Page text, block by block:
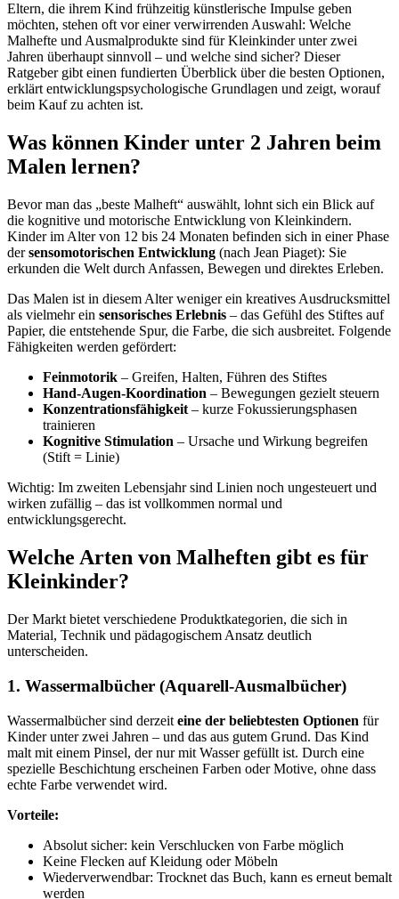
Eltern, die ihrem Kind frühzeitig künstlerische Impulse geben
möchten, stehen oft vor einer verwirrenden Auswahl: Welche
Malhefte und Ausmalprodukte sind für Kleinkinder unter zwei
Jahren überhaupt sinnvoll – und welche sind sicher? Dieser
Ratgeber gibt einen fundierten Überblick über die besten Optionen,
erklärt entwicklungspsychologische Grundlagen und zeigt, worauf
beim Kauf zu achten ist.
Was können Kinder unter 2 Jahren beim
Malen lernen?
Bevor man das „beste Malheft“ auswählt, lohnt sich ein Blick auf
die kognitive und motorische Entwicklung von Kleinkindern.
Kinder im Alter von 12 bis 24 Monaten befinden sich in einer Phase
dersensomotorischen Entwicklung (nach Jean Piaget): Sie
erkunden die Welt durch Anfassen, Bewegen und direktes Erleben.
Das Malen ist in diesem Alter weniger ein kreatives Ausdrucksmittel
als vielmehr ein sensorisches Erlebnis – das Gefühl des Stiftes auf
Papier, die entstehende Spur, die Farbe, die sich ausbreitet. Folgende
Fähigkeiten werden gefördert:
Feinmotorik – Greifen, Halten, Führen des Stiftes
Hand-Augen-Koordination – Bewegungen gezielt steuern
Konzentrationsfähigkeit – kurze Fokussierungsphasen
trainieren
Kognitive Stimulation – Ursache und Wirkung begreifen
(Stift = Linie)
Wichtig: Im zweiten Lebensjahr sind Linien noch ungesteuert und
wirken zufällig – das ist vollkommen normal und
entwicklungsgerecht.
Welche Arten von Malheften gibt es für
Kleinkinder?
Der Markt bietet verschiedene Produktkategorien, die sich in
Material, Technik und pädagogischem Ansatz deutlich
unterscheiden.
1. Wassermalbücher (Aquarell-Ausmalbücher)
Wassermalbücher sind derzeit eine der beliebtesten Optionen für
Kinder unter zwei Jahren – und das aus gutem Grund. Das Kind
malt mit einem Pinsel, der nur mit Wasser gefüllt ist. Durch eine
spezielle Beschichtung erscheinen Farben oder Motive, ohne dass
echte Farbe verwendet wird.
Vorteile:
Absolut sicher: kein Verschlucken von Farbe möglich
Keine Flecken auf Kleidung oder Möbeln
Wiederverwendbar: Trocknet das Buch, kann es erneut bemalt
werden